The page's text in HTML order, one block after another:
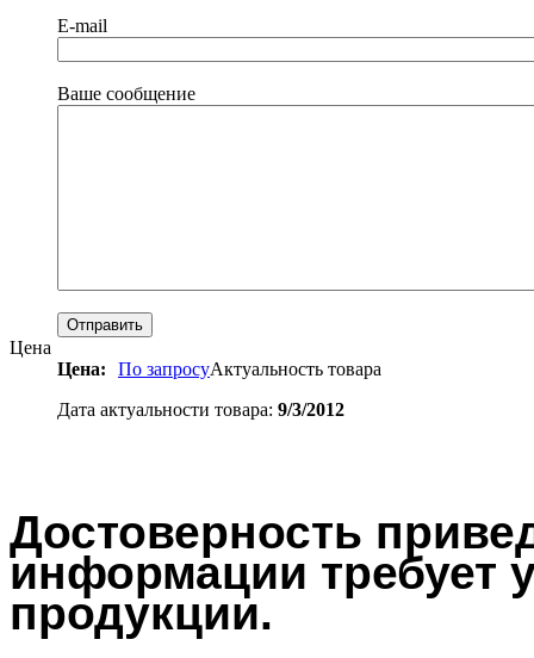
E-mail
Ваше сообщение
Цена
Цена:
По запросуАктуальность товара
Дата актуальности товара: 9/3/2012
Достоверность
информации требует
продукции.